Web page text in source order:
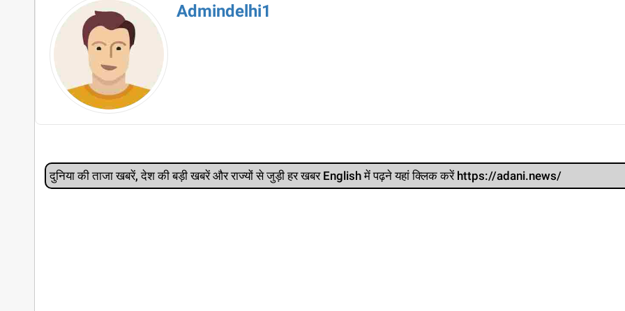
Admindelhi1
दुनिया की ताजा खबरें, देश की बड़ी खबरें और राज्‍यों से जुड़ी हर खबर English में पढ़ने यहां क्लिक करें https://adani.news/